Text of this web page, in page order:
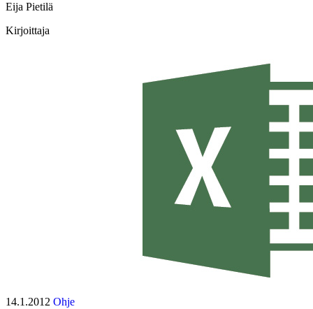
Eija Pietilä
Kirjoittaja
14.1.2012 Ohje